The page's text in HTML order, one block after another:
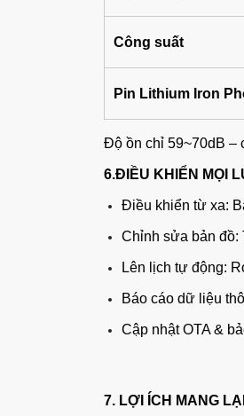
Công suất
Pin Lithium Iron
Độ ồn chỉ 59~70dB –
6.ĐIỀU KHIỂN MỌI
Điều khiển từ xa:
Chỉnh sửa bản đồ:
Lên lịch tự động:
Báo cáo dữ liệu
Cập nhật OTA &
7. LỢI ÍCH MANG LẠI